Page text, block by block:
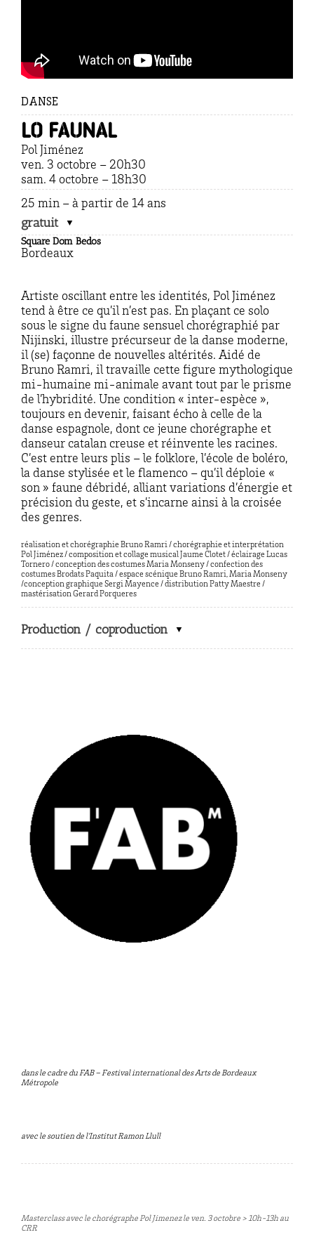
DANSE
LO FAUNAL
Pol Jiménez
ven. 3 octobre – 20h30
sam. 4 octobre – 18h30
25 min – à partir de 14 ans
gratuit
Square Dom Bedos
Bordeaux
Artiste oscillant entre les identités, Pol Jiménez
tend à être ce qu’il n’est pas. En plaçant ce solo
sous le signe du faune sensuel chorégraphié par
Nijinski, illustre précurseur de la danse moderne,
il (se) façonne de nouvelles altérités. Aidé de
Bruno Ramri, il travaille cette figure mythologique
mi-humaine mi-animale avant tout par le prisme
de l’hybridité. Une condition « inter-espèce »,
toujours en devenir, faisant écho à celle de la
danse espagnole, dont ce jeune chorégraphe et
danseur catalan creuse et réinvente les racines.
C’est entre leurs plis – le folklore, l’école de boléro,
la danse stylisée et le flamenco – qu’il déploie «
son » faune débridé, alliant variations d’énergie et
précision du geste, et s’incarne ainsi à la croisée
des genres.
réalisation et chorégraphie Bruno Ramri / chorégraphie et interprétation
Pol Jiménez / composition et collage musical Jaume Clotet / éclairage Lucas
Tornero / conception des costumes Maria Monseny / confection des
costumes Brodats Paquita / espace scénique Bruno Ramri, Maria Monseny
/conception graphique Sergi Mayence / distribution Patty Maestre /
mastérisation Gerard Porqueres
Production / coproduction
dansle cadre du FAB – Festival international des Arts de Bordeaux
Métropole
avec le soutien de l’Institut Ramon Llull
Masterclass avec le chorégraphe Pol Jimenez le ven. 3 octobre > 10h-13h au
CRR